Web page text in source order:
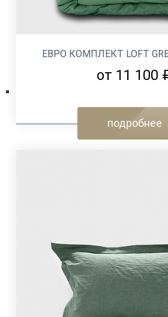
ЕВРО КОМПЛЕКТ LOFT
от 11 100
подробнее